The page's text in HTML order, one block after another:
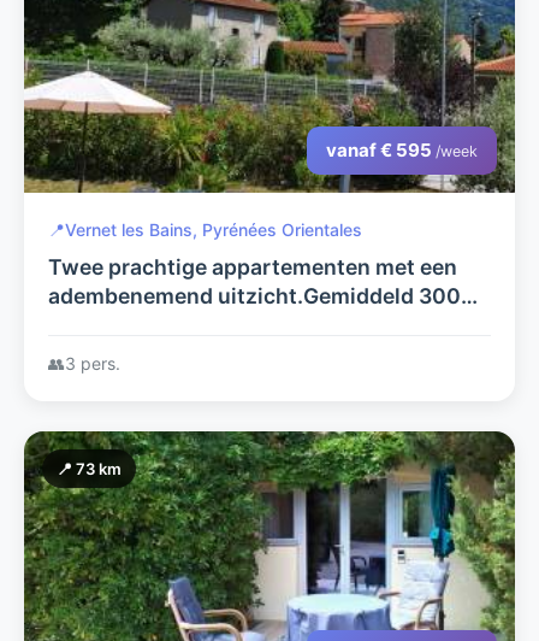
vanaf € 595 /week
📍Vernet les Bains, Pyrénées Orientales
Twee prachtige appartementen met een
adembenemend uitzicht.Gemiddeld 300
👥3 pers.
📍 73 km